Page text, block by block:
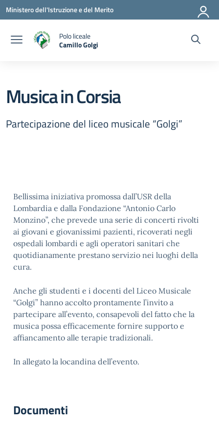
Vai ai contenuti
Vai al menu di navigazione
Vai al footer
Ministero dell'Istruzione e del Merito
Polo liceale
Camillo Golgi
— Visita la pagina iniziale della scuola
Musica in Corsia
Partecipazione del liceo musicale “Golgi”
Bellissima iniziativa promossa dall’USR della
Lombardia e dalla Fondazione “Antonio Carlo
Monzino”, che prevede una serie di concerti rivolti
ai giovani e giovanissimi pazienti, ricoverati negli
ospedali lombardi e agli operatori sanitari che
quotidianamente prestano servizio nei luoghi della
cura.
Anche gli studenti e i docenti del Liceo Musicale
“Golgi” hanno accolto prontamente l’invito a
partecipare all’evento, consapevoli del fatto che la
musica possa efficacemente fornire supporto e
affiancamento alle terapie tradizionali.
In allegato la locandina dell’evento.
Documenti